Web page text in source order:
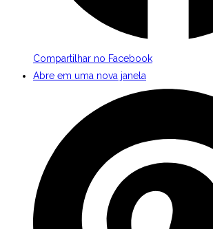
Compartilhar no Facebook
Abre em uma nova janela